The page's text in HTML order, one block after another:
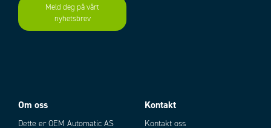
Meld deg på vårt
nyhetsbrev
Om oss
Dette er OEM Automatic AS
Kontakt
Kontakt oss